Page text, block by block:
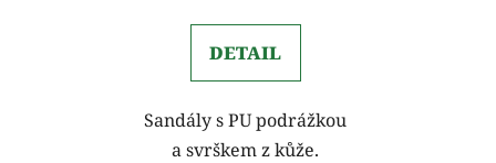
DETAIL
Sandály s PU podrážkou
a svrškem z kůže.